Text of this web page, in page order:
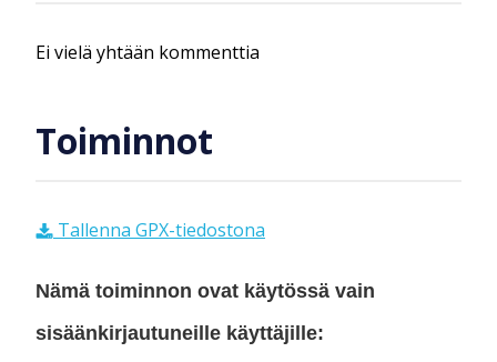
Ei vielä yhtään kommenttia
Toiminnot
Tallenna GPX-tiedostona
Nämä toiminnon ovat käytössä vain
sisäänkirjautuneille käyttäjille: